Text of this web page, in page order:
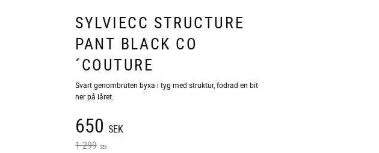
SYLVIECC STRUCTURE
PANT BLACK CO
´COUTURE
Svart genombruten byxa i tyg med struktur, fodrad en bit
ner på låret.
Nedsatt pris:
650 SEK
Ordinarie pris:
1 299 SEK